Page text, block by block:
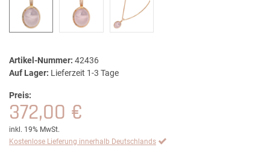
Artikel-Nummer: 42436
Auf Lager: Lieferzeit 1-3 Tage
Preis:
372,00 €
inkl. 19% MwSt.
Kostenlose Lieferung innerhalb Deutschlands